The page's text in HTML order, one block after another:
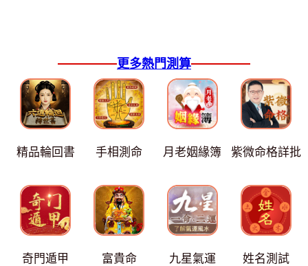
更多熱門測算
精品輪回書 手相測命 月老姻緣簿 紫微命格詳批
奇門遁甲 富貴命 九星氣運 姓名測試